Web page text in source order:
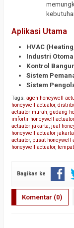
Aplikasi Utama
HVAC
Industri
Kontrol
Sistem
Sistem
Tags: agen honeywell
honeywell actuator,
actuator murah, gudang
imfortir honeywell actuator
actuator jakarta, jual
honeywell actuator jakarta
actuator, pusat honeywell
honeywell actuator,
Bagikan ke
Komentar (0)